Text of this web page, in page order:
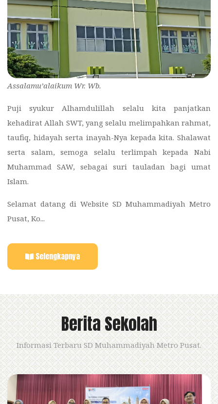
Assalamu’alaikum Wr. Wb.
Puji syukur Alhamdulillah selalu kita panjatkan
kehadirat Allah SWT, yang selalu melimpahkan rahmat,
taufiq, hidayah serta inayah-Nya kepada kita. Shalawat
serta salam, semoga selalu terlimpah kepada Nabi
Muhammad SAW, sebagai suri tauladan bagi umat
Islam.
Selamat datang di Website SD Muhammadiyah Metro
Pusat, Ko...
Selengkapnya
Berita Sekolah
Informasi Terbaru SD Muhammadiyah Metro Pusat.